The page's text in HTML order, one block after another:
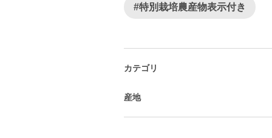
#特別栽培農産物表示付き
カテゴリ
産地